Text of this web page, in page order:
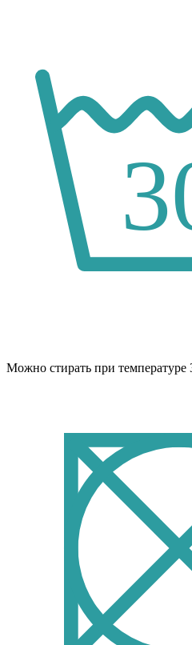
Можно стирать при температуре